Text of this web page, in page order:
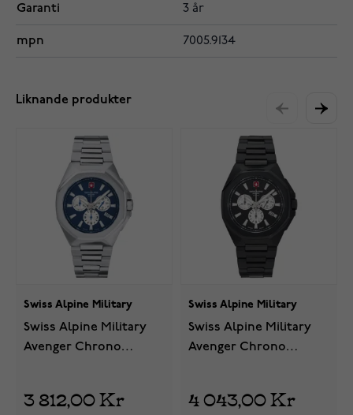
Garanti 3 år
mpn 7005.9134
Liknande produkter
Swiss Alpine Military
Swiss Alpine Military
Avenger Chrono
3 812,00 Kr
Swiss Alpine Military
Swiss Alpine Military
Avenger Chrono
4 043,00 Kr